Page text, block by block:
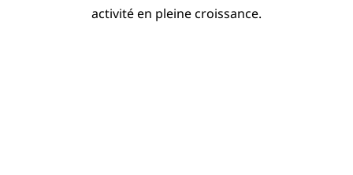
activité en pleine croissance.